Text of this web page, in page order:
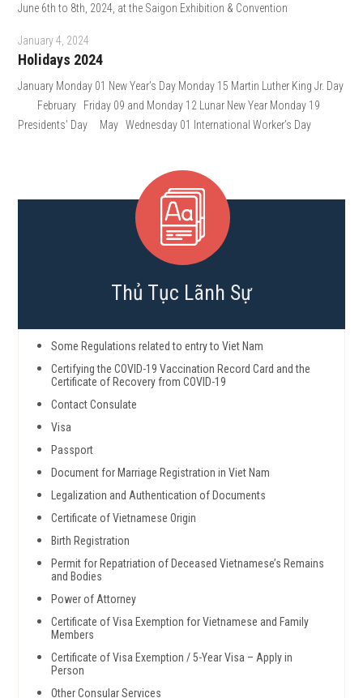
June 6th to 8th, 2024, at the Saigon Exhibition & Convention
January 4, 2024
Holidays 2024
January Monday 01 New Year’s Day Monday 15 Martin Luther King Jr. Day
February Friday 09 and Monday 12 Lunar New Year Monday 19
Presidents’ Day May Wednesday 01 International Worker’s Day
Thủ Tục Lãnh Sự
Some Regulations related to entry to Viet Nam
Certifying the COVID-19 Vaccination Record Card and the
Certificate of Recovery from COVID-19
Contact Consulate
Visa
Passport
Document for Marriage Registration in Viet Nam
Legalization and Authentication of Documents
Certificate of Vietnamese Origin
Birth Registration
Permit for Repatriation of Deceased Vietnamese’s Remains
and Bodies
Power of Attorney
Certificate of Visa Exemption for Vietnamese and Family
Members
Certificate of Visa Exemption / 5-Year Visa – Apply in
Person
Other Consular Services